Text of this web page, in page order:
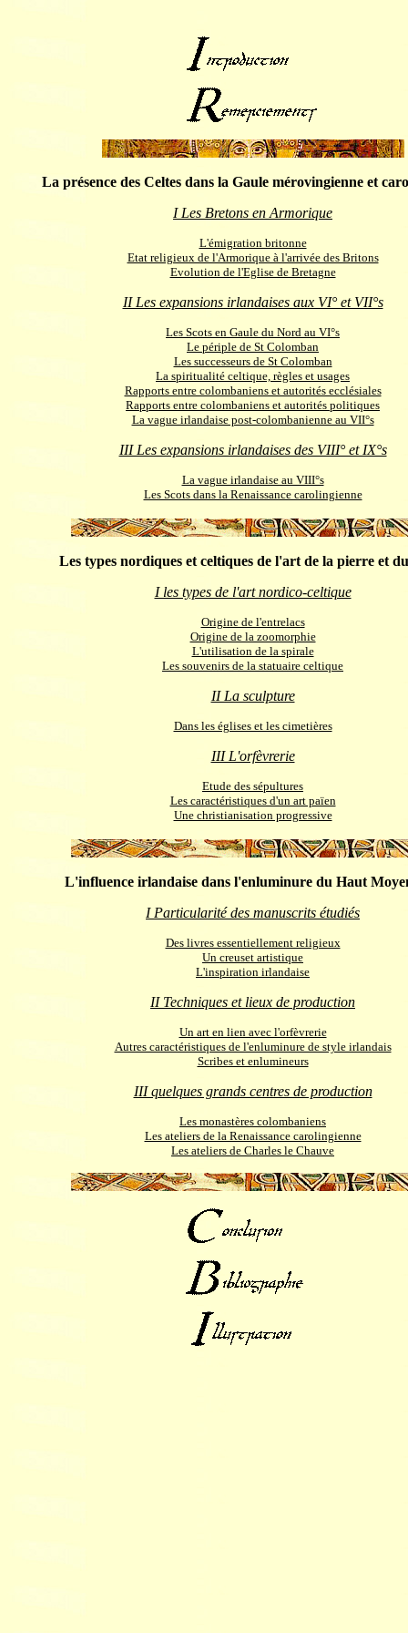
La présence des Celtes dans la Gaule mérovingienne et
I Les Bretons en Armorique
L'émigration britonne
Etat religieux de l'Armorique à l'arrivée des Britons
Evolution de l'Eglise de Bretagne
II Les expansions irlandaises aux VI° et VII°s
Les Scots en Gaule du Nord au VI°s
Le périple de St Colomban
Les successeurs de St Colomban
La spiritualité celtique, règles et usages
Rapports entre colombaniens et autorités ecclésiales
Rapports entre colombaniens et autorités politiques
La vague irlandaise post-colombanienne au VII°s
III Les expansions irlandaises des VIII° et IX°s
La vague irlandaise au VIII°s
Les Scots dans la Renaissance carolingienne
Les types nordiques et celtiques de l'art de la pierre et
I les types de l'art nordico-celtique
Origine de l'entrelacs
Origine de la zoomorphie
L'utilisation de la spirale
Les souvenirs de la statuaire celtique
II La sculpture
Dans les églises et les cimetières
III L'orfèvrerie
Etude des sépultures
Les caractéristiques d'un art païen
Une christianisation progressive
L'influence irlandaise dans l'enluminure du Haut
I Particularité des manuscrits étudiés
Des livres essentiellement religieux
Un creuset artistique
L'inspiration irlandaise
II Techniques et lieux de production
Un art en lien avec l'orfèvrerie
Autres caractéristiques de l'enluminure de style irlandais
Scribes et enlumineurs
III quelques grands centres de production
Les monastères colombaniens
Les ateliers de la Renaissance carolingienne
Les ateliers de Charles le Chauve